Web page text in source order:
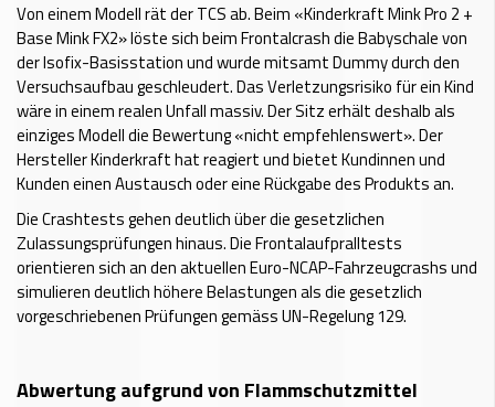
Von einem Modell rät der TCS ab. Beim «Kinderkraft Mink Pro 2 +
Base Mink FX2» löste sich beim Frontalcrash die Babyschale von
der Isofix-Basisstation und wurde mitsamt Dummy durch den
Versuchsaufbau geschleudert. Das Verletzungsrisiko für ein Kind
wäre in einem realen Unfall massiv. Der Sitz erhält deshalb als
einziges Modell die Bewertung «nicht empfehlenswert». Der
Hersteller Kinderkraft hat reagiert und bietet Kundinnen und
Kunden einen Austausch oder eine Rückgabe des Produkts an.
Die Crashtests gehen deutlich über die gesetzlichen
Zulassungsprüfungen hinaus. Die Frontalaufpralltests
orientieren sich an den aktuellen Euro-NCAP-Fahrzeugcrashs und
simulieren deutlich höhere Belastungen als die gesetzlich
vorgeschriebenen Prüfungen gemäss UN-Regelung 129.
Abwertung aufgrund von Flammschutzmittel